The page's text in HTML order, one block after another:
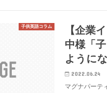
子供英語コラム
【企業
中様「
ように
2022.06.24
マグナパーテ